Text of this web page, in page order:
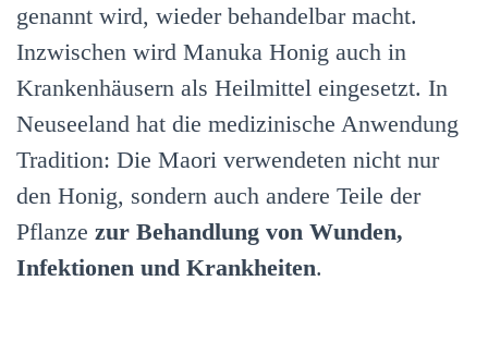
genannt wird, wieder behandelbar macht.
Inzwischen wird Manuka Honig auch in
Krankenhäusern als Heilmittel eingesetzt. In
Neuseeland hat die medizinische Anwendung
Tradition: Die Maori verwendeten nicht nur
den Honig, sondern auch andere Teile der
Pflanze zur Behandlung von Wunden,
Infektionen und Krankheiten.